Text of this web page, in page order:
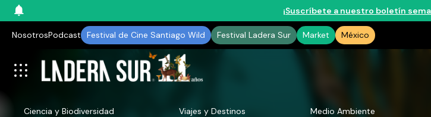
¡Suscríbete a nuestro boletín
NosotrosPodcast Festival de Cine Santiago Wild Festival Ladera Sur Market México
Ciencia y Biodiversidad Viajes y Destinos Medio Ambiente